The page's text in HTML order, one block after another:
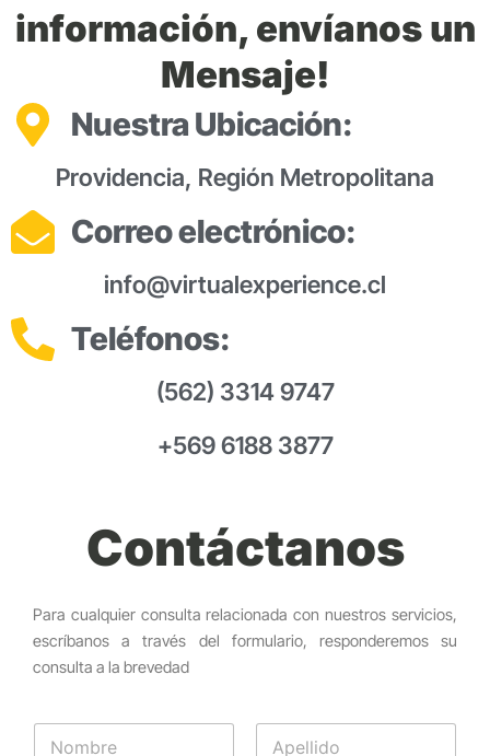
información, envíanos un
Mensaje!
Nuestra Ubicación:
Providencia, Región Metropolitana
Correo electrónico:
info@virtualexperience.cl
Teléfonos:
(562) 3314 9747
+569 6188 3877
Contáctanos
Para cualquier consulta relacionada con nuestros servicios,
escríbanos a través del formulario, responderemos su
consulta a la brevedad
N